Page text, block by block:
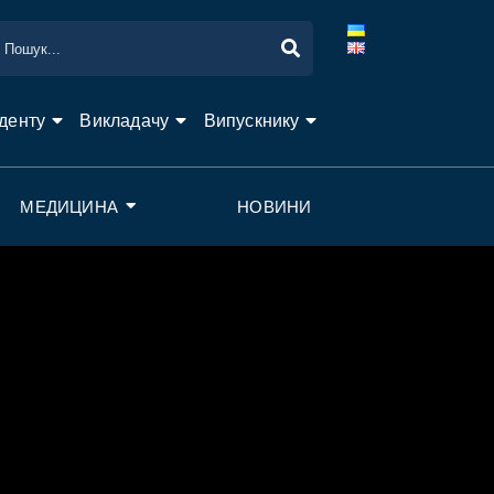
Викладачу Випускнику
МЕДИЦИНА НОВИНИ